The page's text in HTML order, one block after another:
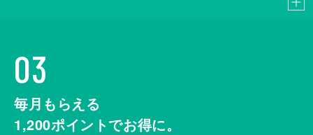
03
毎月もらえる
1,200ポイントでお得に。